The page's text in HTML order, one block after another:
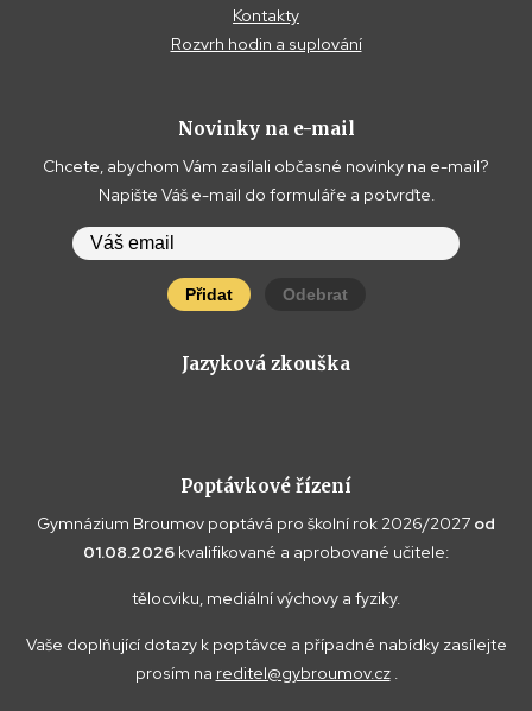
Kontakty
Rozvrh hodin a suplování
Novinky na e-mail
Chcete, abychom Vám zasílali občasné novinky na e-mail?
Napište Váš e-mail do formuláře a potvrďte.
Přidat Odebrat
Jazyková zkouška
Poptávkové řízení
Gymnázium Broumov poptává pro školní rok 2026/2027 od
01.08.2026 kvalifikované a aprobované učitele:
tělocviku, mediální výchovy a fyziky.
Vaše doplňující dotazy k poptávce a případné nabídky zasílejte
prosím na reditel@gybroumov.cz.